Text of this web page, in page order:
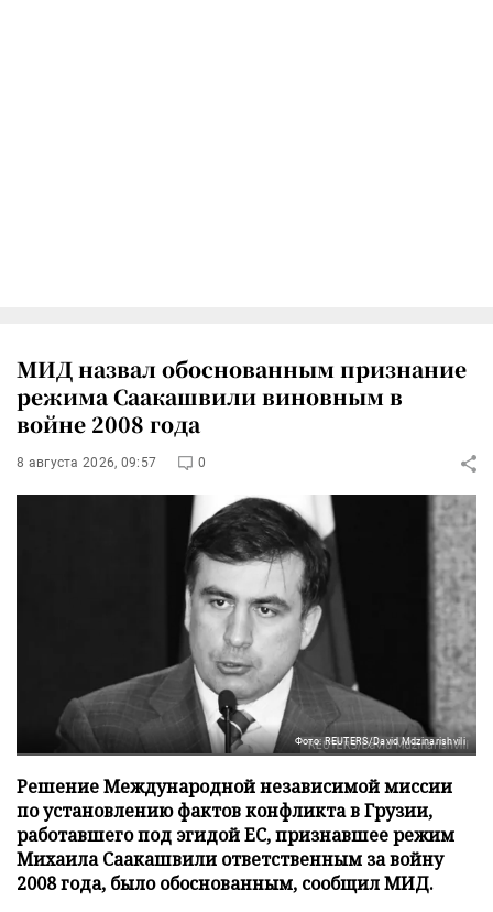
МИД назвал обоснованным признание
режима Саакашвили виновным в
войне 2008 года
8 августа 2026, 09:57 0
Фото: REUTERS/David Mdzinarishvili
Решение Международной независимой миссии
по установлению фактов конфликта в Грузии,
работавшего под эгидой ЕС, признавшее режим
Михаила Саакашвили ответственным за войну
2008 года, было обоснованным, сообщил МИД.